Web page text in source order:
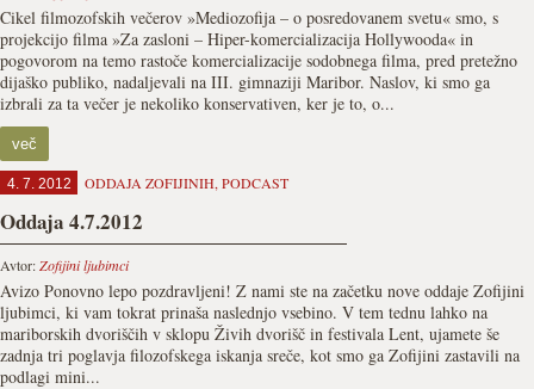
Cikel filmozofskih večerov »Mediozofija – o posredovanem svetu« smo, s
projekcijo filma »Za zasloni – Hiper-komercializacija Hollywooda« in
pogovorom na temo rastoče komercializacije sodobnega filma, pred pretežno
dijaško publiko, nadaljevali na III. gimnaziji Maribor. Naslov, ki smo ga
izbrali za ta večer je nekoliko konservativen, ker je to, o...
več
4. 7. 2012 ODDAJA ZOFIJINIH, PODCAST
Oddaja 4.7.2012
Avtor:Zofijini ljubimci
Avizo Ponovno lepo pozdravljeni! Z nami ste na začetku nove oddaje Zofijini
ljubimci, ki vam tokrat prinaša naslednjo vsebino. V tem tednu lahko na
mariborskih dvoriščih v sklopu Živih dvorišč in festivala Lent, ujamete še
zadnja tri poglavja filozofskega iskanja sreče, kot smo ga Zofijini zastavili na
podlagi mini...